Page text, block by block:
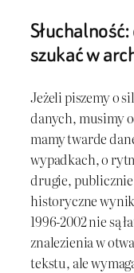
szukać w
Jeżeli piszemy o
danych, musimy
mamy twarde
wypadkach, o
drugie, publicznie
historyczne
1996-2002 nie są
znalezienia w
tekstu, ale